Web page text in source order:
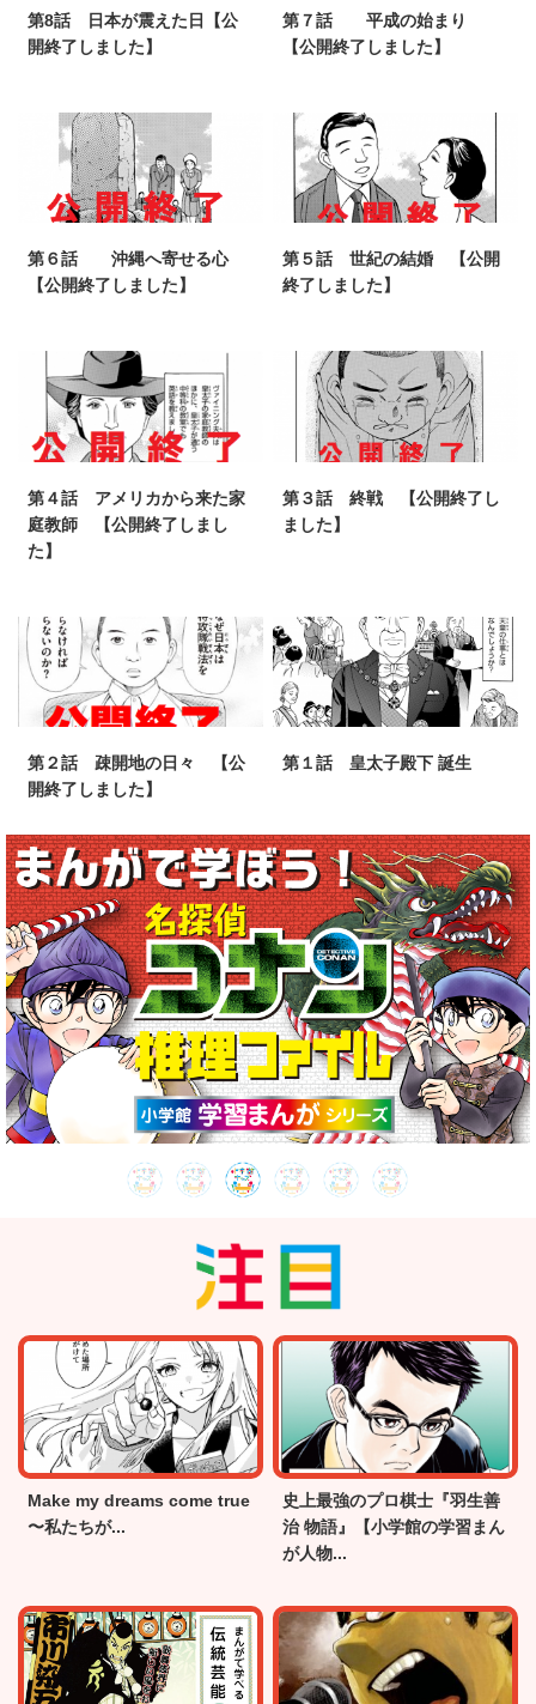
第8話 日本が震えた日【公
開終了しました】
第７話 平成の始まり
【公開終了しました】
第６話 沖縄へ寄せる心
【公開終了しました】
第５話 世紀の結婚 【公開
終了しました】
第４話 アメリカから来た家
庭教師 【公開終了しまし
た】
第３話 終戦 【公開終了し
ました】
第２話 疎開地の日々 【公
開終了しました】
第１話 皇太子殿下 誕生
Make my dreams come true
〜私たちが...
史上最強のプロ棋士『羽生善
治 物語』【小学館の学習まん
が人物...